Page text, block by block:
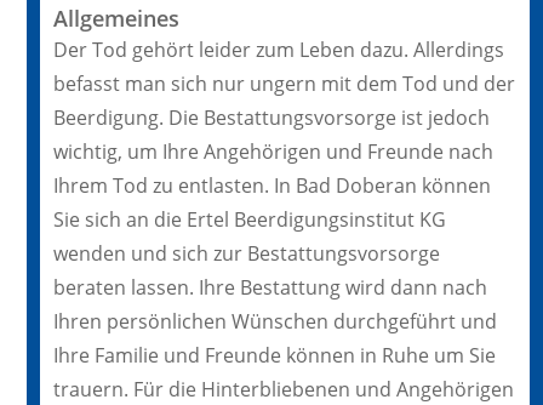
Allgemeines
Der Tod gehört leider zum Leben dazu. Allerdings
befasst man sich nur ungern mit dem Tod und der
Beerdigung. Die Bestattungsvorsorge ist jedoch
wichtig, um Ihre Angehörigen und Freunde nach
Ihrem Tod zu entlasten. In Bad Doberan können
Sie sich an die Ertel Beerdigungsinstitut KG
wenden und sich zur Bestattungsvorsorge
beraten lassen. Ihre Bestattung wird dann nach
Ihren persönlichen Wünschen durchgeführt und
Ihre Familie und Freunde können in Ruhe um Sie
trauern. Für die Hinterbliebenen und Angehörigen